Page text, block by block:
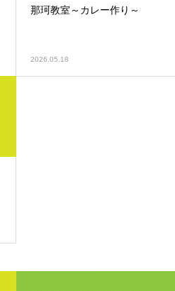
那珂教室～カレー作り～
2026.05.18